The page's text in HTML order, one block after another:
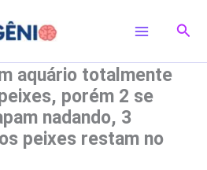
aquário totalmente
porém 2 se
nadando, 3
peixes restam no